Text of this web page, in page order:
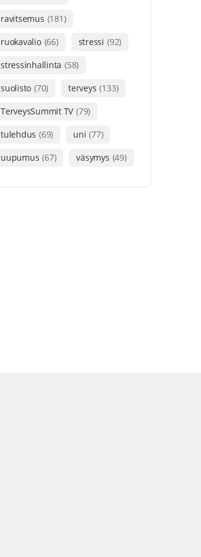
ravitsemus (181)
ruokavalio (66) stressi (92)
stressinhallinta (58)
suolisto (70) terveys (133)
TerveysSummit TV (79)
tulehdus (69) uni (77)
uupumus (67) väsymys (49)